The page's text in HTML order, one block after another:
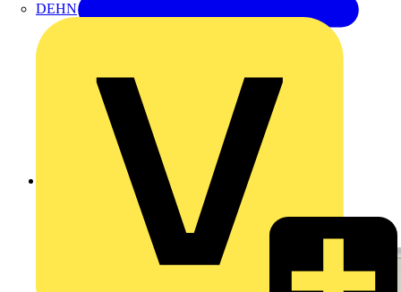
DEHN
Zurück zu Produkte